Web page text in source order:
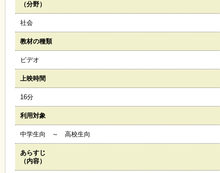
設
約
い
木
覧
（分野）
社会
教材の種類
ビデオ
上映時間
16分
利用対象
中学生向 ～ 高校生向
あらすじ
（内容）